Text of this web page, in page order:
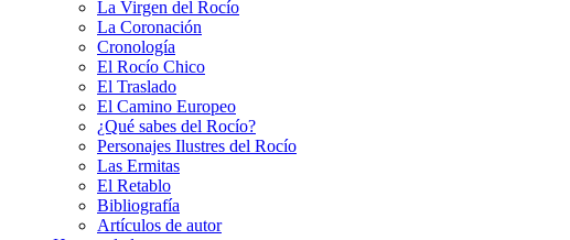
La Virgen del Rocío
La Coronación
Cronología
El Rocío Chico
El Traslado
El Camino Europeo
¿Qué sabes del Rocío?
Personajes Ilustres del Rocío
Las Ermitas
El Retablo
Bibliografía
Artículos de autor